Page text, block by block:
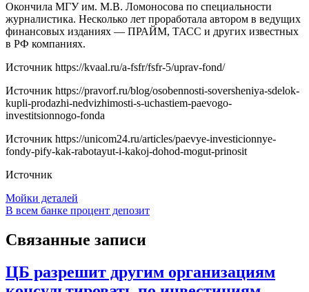
Окончила МГУ им. М.В. Ломоносова по специальности
журналистика. Несколько лет проработала автором в ведущих
финансовых изданиях — ПРАЙМ, ТАСС и других известных
в РФ компаниях.
Источник https://kvaal.ru/a-fsfr/fsfr-5/uprav-fond/
Источник https://pravorf.ru/blog/osobennosti-soversheniya-sdelok-
kupli-prodazhi-nedvizhimosti-s-uchastiem-paevogo-
investitsionnogo-fonda
Источник https://unicom24.ru/articles/paevye-investicionnye-
fondy-pify-kak-rabotayut-i-kakoj-dohod-mogut-prinosit
Источник
Навигация
по
записям
Мойки деталей
В всем банке процент депозит
Связанные записи
ЦБ разрешит другим организациям